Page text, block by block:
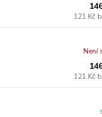
121 Kč
121 Kč
Není